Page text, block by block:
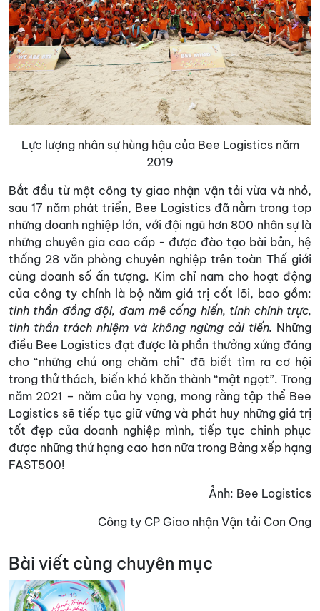
Lực lượng nhân sự hùng hậu của Bee Logistics năm
2019
Bắt đầu từ một công ty giao nhận vận tải vừa và nhỏ,
sau 17 năm phát triển, Bee Logistics đã nằm trong top
những doanh nghiệp lớn, với đội ngũ hơn 800 nhân sự là
những chuyên gia cao cấp - được đào tạo bài bản, hệ
thống 28 văn phòng chuyên nghiệp trên toàn Thế giới
cùng doanh số ấn tượng. Kim chỉ nam cho hoạt động
của công ty chính là bộ năm giá trị cốt lõi, bao gồm:
tinh thần đồng đội, đam mê cống hiến, tính chính trực,
tinh thần trách nhiệm và không ngừng cải tiến. Những
điều Bee Logistics đạt được là phần thưởng xứng đáng
cho “những chú ong chăm chỉ” đã biết tìm ra cơ hội
trong thử thách, biến khó khăn thành “mật ngọt”. Trong
năm 2021 – năm của hy vọng, mong rằng tập thể Bee
Logistics sẽ tiếp tục giữ vững và phát huy những giá trị
tốt đẹp của doanh nghiệp mình, tiếp tục chinh phục
được những thứ hạng cao hơn nữa trong Bảng xếp hạng
FAST500!
Ảnh: Bee Logistics
Công ty CP Giao nhận Vận tải Con Ong
Bài viết cùng chuyên mục